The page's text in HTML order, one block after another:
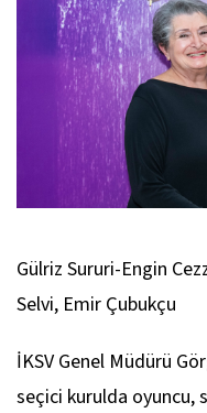
Gülriz Sururi-Engin
Selvi, Emir Çubukçu
İKSV Genel Müdürü
seçici kurulda oyuncu,